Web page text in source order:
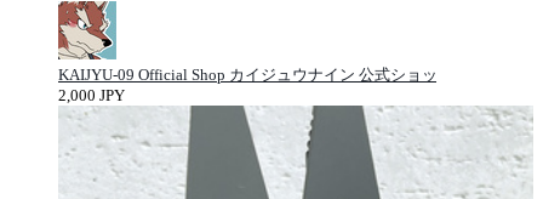
KAIJYU-09 Official Shop カイジュウナイン 公式ショップ
2,000 JPY